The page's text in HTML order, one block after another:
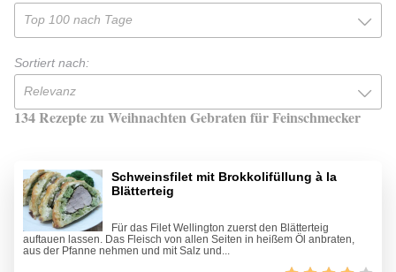
Top 100 nach Tage
Sortiert nach:
Relevanz
134 Rezepte zu Weihnachten Gebraten für Feinschmecker
Schweinsfilet mit Brokkolifüllung à la
Blätterteig
Für das Filet Wellington zuerst den Blätterteig
auftauen lassen. Das Fleisch von allen Seiten in heißem Öl anbraten,
aus der Pfanne nehmen und mit Salz und...